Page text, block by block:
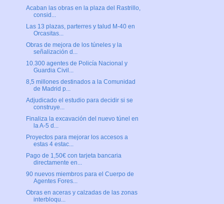
Acaban las obras en la plaza del Rastrillo,
consid...
Las 13 plazas, parterres y talud M-40 en
Orcasitas...
Obras de mejora de los túneles y la
señalización d...
10.300 agentes de Policía Nacional y
Guardia Civil...
8,5 millones destinados a la Comunidad
de Madrid p...
Adjudicado el estudio para decidir si se
construye...
Finaliza la excavación del nuevo túnel en
la A-5 d...
Proyectos para mejorar los accesos a
estas 4 estac...
Pago de 1,50€ con tarjeta bancaria
directamente en...
90 nuevos miembros para el Cuerpo de
Agentes Fores...
Obras en aceras y calzadas de las zonas
interbloqu...